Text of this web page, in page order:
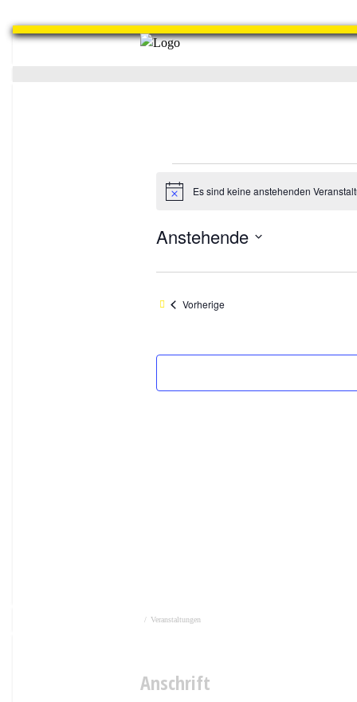
Veranstaltungen
HinweisEs sind keine anstehenden
Anstehende
wählen.
VorherigeVeranstaltungen
/ Veranstaltungen
Anschrift